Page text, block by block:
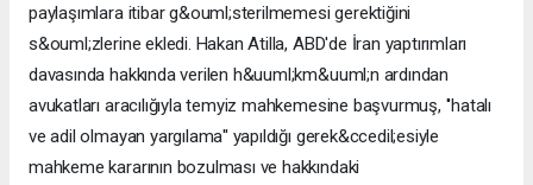
paylaşımlara itibar g&ouml;sterilmemesi gerektiğini
s&ouml;zlerine ekledi. Hakan Atilla, ABD'de İran yaptırımları
davasında hakkında verilen h&uuml;km&uuml;n ardından
avukatları aracılığıyla temyiz mahkemesine başvurmuş, ''hatalı
ve adil olmayan yargılama'' yapıldığı gerek&ccedil;esiyle
mahkeme kararının bozulması ve hakkındaki